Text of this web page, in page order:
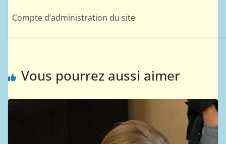
Compte d’administration du site
Vous pourrez aussi aimer